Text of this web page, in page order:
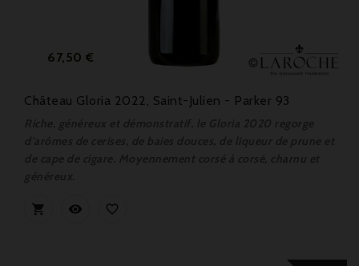
Prix
67,50 €
Château Gloria 2022, Saint-Julien - Parker 93
  